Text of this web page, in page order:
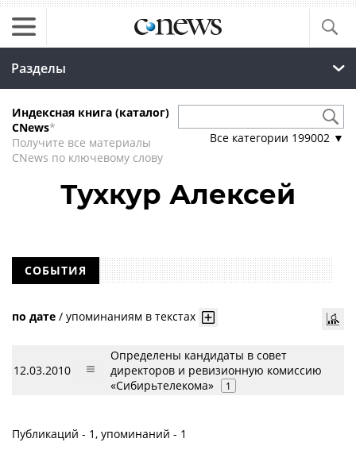
Разделы
Индексная книга (каталог)
CNews*
Получите все материалы
CNews по ключевому слову
Все категории 199002 ▼
Тухкур Алексей
СОБЫТИЯ
по дате / упоминаниям в текстах
12.03.2010
Определены кандидаты в совет
директоров и ревизионную комиссию
«Сибирьтелекома»
1
Публикаций - 1, упоминаний - 1